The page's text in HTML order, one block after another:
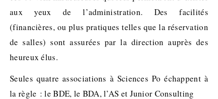
aux yeux de l’administration. Des facilités
(financières, ou plus pratiques telles que la réservation
de salles) sont assurées par la direction auprès des
heureux élus.
Seules quatre associations à Sciences Po échappent à
la règle : le BDE, le BDA, l’AS et Junior Consulting